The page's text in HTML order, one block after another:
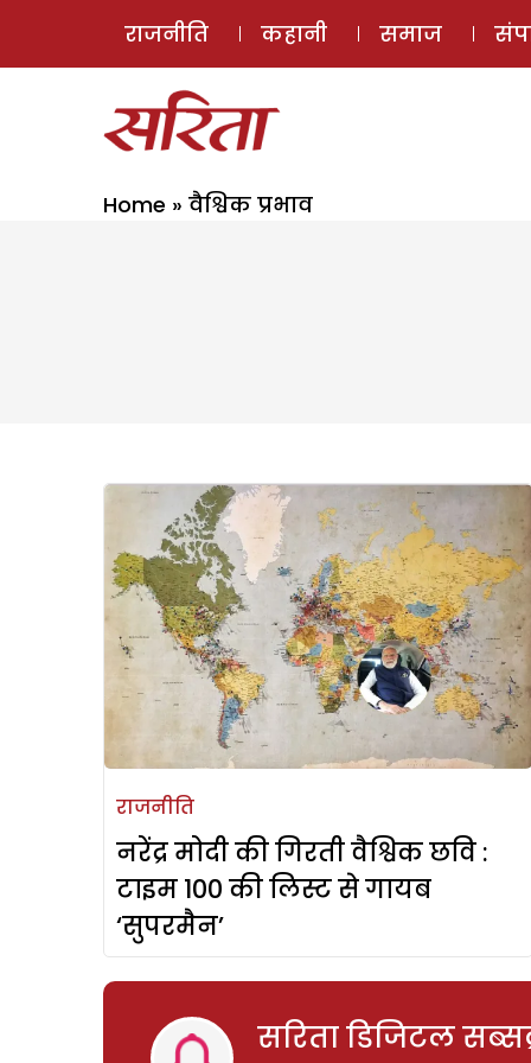
राजनीति कहानी समाज
Home » वैश्विक प्रभाव
राजनीति
नरेंद्र मोदी की गिरती वैश्विक छवि :
टाइम 100 की लिस्ट से गायब
‘सुपरमैन’
सरिता डिजिटल